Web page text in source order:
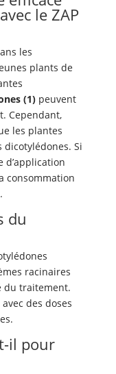
le ZAP
les
plants de
(1)peuvent
Cependant,
les plantes
dicotylédones. Si
d’application
consommation
du
racinaires
du traitement.
des doses
il pour